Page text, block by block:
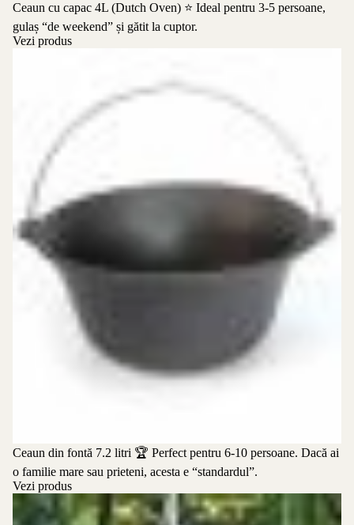
Ceaun cu capac 4L (Dutch Oven) ⭐ Ideal pentru 3-5 persoane,
gulaș “de weekend” și gătit la cuptor.
Vezi produs
Ceaun din fontă 7.2 litri 🏆 Perfect pentru 6-10 persoane. Dacă ai
o familie mare sau prieteni, acesta e “standardul”.
Vezi produs